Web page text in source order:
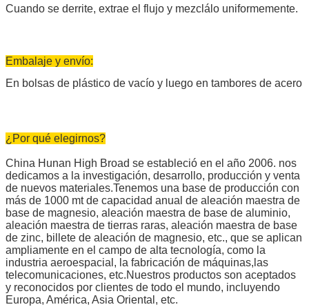
Cuando se derrite, extrae el flujo y mezclálo uniformemente.
Embalaje y envío:
En bolsas de plástico de vacío y luego en tambores de acero
¿Por qué elegirnos?
China Hunan High Broad se estableció en el año 2006. nos
dedicamos a la investigación, desarrollo, producción y venta
de nuevos materiales.Tenemos una base de producción con
más de 1000 mt de capacidad anual de aleación maestra de
base de magnesio, aleación maestra de base de aluminio,
aleación maestra de tierras raras, aleación maestra de base
de zinc, billete de aleación de magnesio, etc., que se aplican
ampliamente en el campo de alta tecnología, como la
industria aeroespacial, la fabricación de máquinas,las
telecomunicaciones, etc.Nuestros productos son aceptados
y reconocidos por clientes de todo el mundo, incluyendo
Europa, América, Asia Oriental, etc.